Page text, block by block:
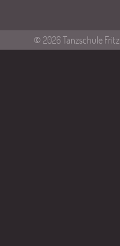
© 2026 Tanzschule Fritz